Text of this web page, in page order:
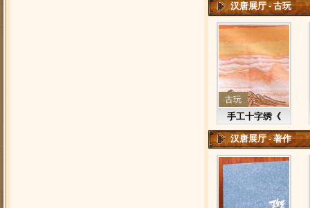
汉唐展厅 - 古玩
古玩
手工十字绣《
汉唐展厅 - 著作